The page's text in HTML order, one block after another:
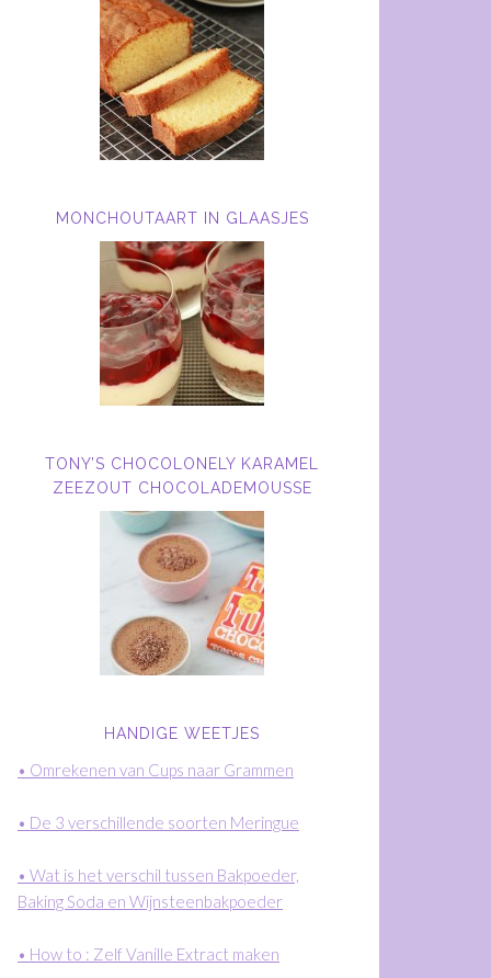
MONCHOUTAART IN GLAASJES
TONY’S CHOCOLONELY KARAMEL
ZEEZOUT CHOCOLADEMOUSSE
HANDIGE WEETJES
• Omrekenen van Cups naar Grammen
• De 3 verschillende soorten Meringue
• Wat is het verschil tussen Bakpoeder,
Baking Soda en Wijnsteenbakpoeder
• How to : Zelf Vanille Extract maken